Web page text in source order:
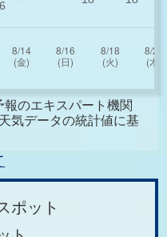
のエキスパート機関
気データの統計値に基
ポット